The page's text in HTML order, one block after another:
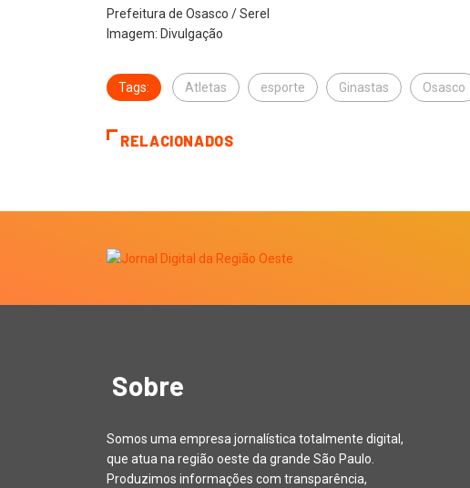
Prefeitura de Osasco / Serel
Imagem: Divulgação
Tags: Atletas esporte Ginastas Osasco
RELACIONADOS
Sobre
Somos uma empresa jornalística totalmente digital,
que atua na região oeste da grande São Paulo.
Produzimos informações com transparência,